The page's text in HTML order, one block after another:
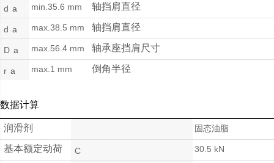
d a min.35.6 mm 轴挡肩直径
d a max.38.5 mm 轴挡肩直径
D a max.56.4 mm 轴承座挡肩尺寸
r a max.1 mm 倒角半径
数据计算
润滑剂 固态油脂
基本额定动荷 C 30.5 kN